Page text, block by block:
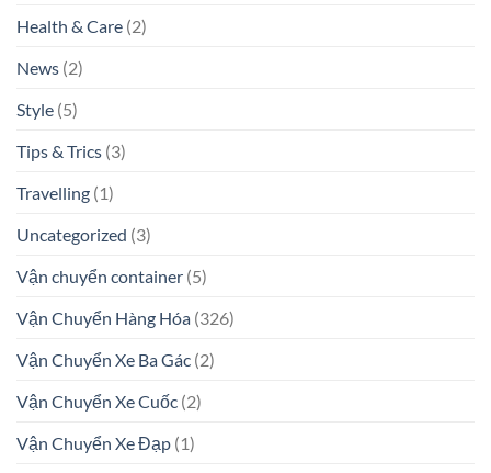
Health & Care (2)
News (2)
Style (5)
Tips & Trics (3)
Travelling (1)
Uncategorized (3)
Vận chuyển container (5)
Vận Chuyển Hàng Hóa (326)
Vận Chuyển Xe Ba Gác (2)
Vận Chuyển Xe Cuốc (2)
Vận Chuyển Xe Đạp (1)